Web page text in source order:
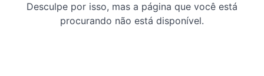
Desculpe por isso, mas a página que você está
procurando não está disponível.